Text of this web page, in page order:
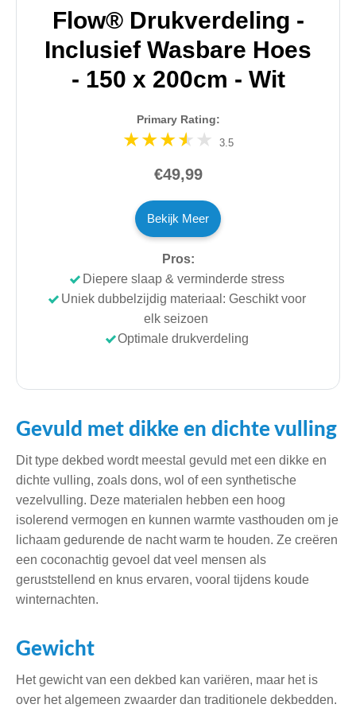
Flow® Drukverdeling -
Inclusief Wasbare Hoes
- 150 x 200cm - Wit
Primary Rating:
3.5
€49,99
Bekijk Meer
Pros:
Diepere slaap & verminderde stress
Uniek dubbelzijdig materiaal: Geschikt voor
elk seizoen
Optimale drukverdeling
Gevuld met dikke en dichte vulling
Dit type dekbed wordt meestal gevuld met een dikke en
dichte vulling, zoals dons, wol of een synthetische
vezelvulling. Deze materialen hebben een hoog
isolerend vermogen en kunnen warmte vasthouden om je
lichaam gedurende de nacht warm te houden. Ze creëren
een coconachtig gevoel dat veel mensen als
geruststellend en knus ervaren, vooral tijdens koude
winternachten.
Gewicht
Het gewicht van een dekbed kan variëren, maar het is
over het algemeen zwaarder dan traditionele dekbedden.